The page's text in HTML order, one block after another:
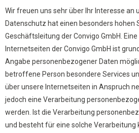
Wir freuen uns sehr über Ihr Interesse an
Datenschutz hat einen besonders hohen
Geschäftsleitung der Convigo GmbH.
Internetseiten der Convigo GmbH ist
Angabe personenbezogener Daten
betroffene Person besondere Services
über unsere Internetseiten in Anspruch
jedoch eine Verarbeitung
werden. Ist die Verarbeitung
und besteht für eine solche Verarbeitung